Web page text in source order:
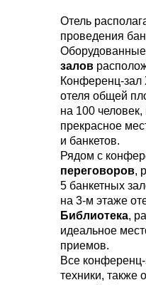
Отель
проведения
Оборудованные
залов
Конференц-зал
отеля общей
на 100
прекрасное
и банкетов.
Рядом с
переговоров,
5 банкетных
на 3-м этаже
Библиотека,
идеальное
приемов.
Все
техники, также